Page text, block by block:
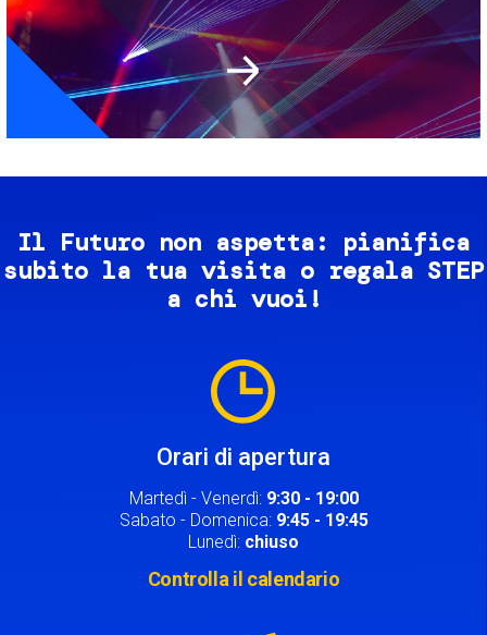
Il Futuro non aspetta: pianifica
subito la tua visita o regala STEP
a chi vuoi!
Orari di apertura
Martedì - Venerdì: 9:30 - 19:00
Sabato - Domenica: 9:45 - 19:45
Lunedì: chiuso
Controlla il calendario